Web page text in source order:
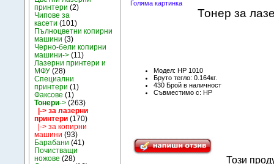
принтери (2)
Чипове за
касети (101)
Пълноцветни копирни
машини (3)
Черно-бели копирни
машини-> (11)
Лазерни принтери и
МФУ (28)
Специални
принтери (1)
Факсове (1)
Тонери-> (263)
|-> за лазерни
принтери (170)
|-> за копирни
машини (93)
Барабани (41)
Почистващи
ножове (28)
Голяма картинка
Тонер за
Модел: HP 1010
Бруто тегло: 0.164кг.
430 Брой в наличност
Съвместимо с: HP
Този